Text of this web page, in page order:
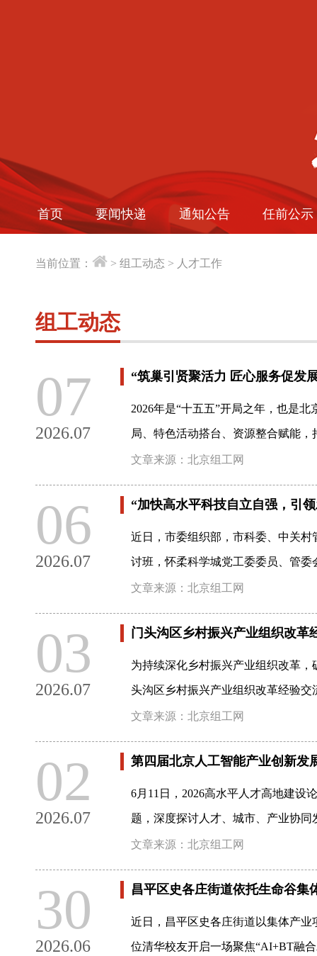
首页 要闻快递 通知公告 任前公示
当前位置： > 组工动态 > 人才工作
组工动态
07
2026.07
“筑巢引贤聚活力 匠心服务促
2026年是“十五五”开局之年，也是
局、特色活动搭台、资源整合赋能
文章来源：北京组工网
06
2026.07
“加快高水平科技自立自强，引
近日，市委组织部，市科委、中关
讨班，怀柔科学城党工委委员、管
文章来源：北京组工网
03
2026.07
门头沟区乡村振兴产业组织改革
为持续深化乡村振兴产业组织改革
头沟区乡村振兴产业组织改革经验
文章来源：北京组工网
02
2026.07
第四届北京人工智能产业创新发
6月11日，2026高水平人才高地建
题，深度探讨人才、城市、产业协
文章来源：北京组工网
30
2026.06
昌平区史各庄街道依托生命谷集
近日，昌平区史各庄街道以集体产
位清华校友开启一场聚焦“AI+BT融